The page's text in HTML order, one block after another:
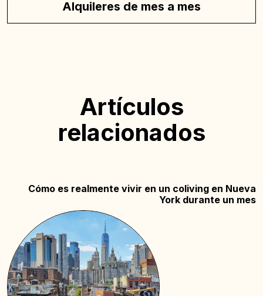
Alquileres de mes a mes
Artículos
relacionados
Cómo es realmente vivir en un coliving en Nueva
York durante un mes